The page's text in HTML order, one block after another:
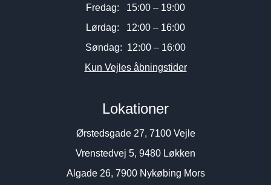
Fredag: 15:00 – 19:00
Lørdag: 12:00 – 16:00
Søndag: 12:00 – 16:00
Kun Vejles åbningstider
Lokationer
Ørstedsgade 27, 7100 Vejle
Vrenstedvej 5, 9480 Løkken
Algade 26, 7900 Nykøbing Mors